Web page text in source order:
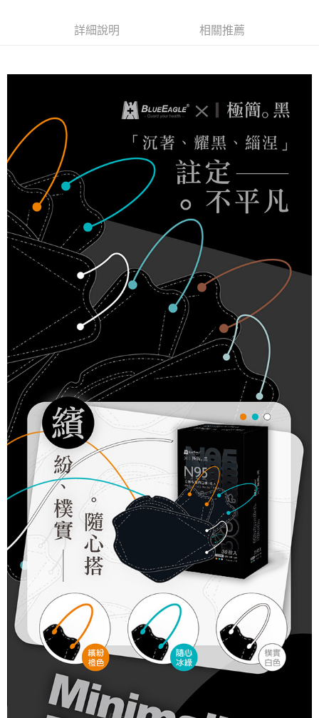
３．收到繳費通知簡訊後14天內，點擊此簡訊中的連結，可透過四大超商／
是否繳費成功／繳費後需取消欲退款等相關疑問，請聯繫「AFTEE先享後付
客戶支援中心」
https://netprotections.freshdesk.com/support/home
【注意事項】
１．透過由恩沛科技股份有限公司提供之「AFTEE先享後付」服務完成之交
易，需依本服務之必要範圍內提供個人資料，並將交易相關給付款項請求債
權轉讓予恩沛科技股份有限公司。
２．關於個人資料處理事宜，請瀏覽以下網址：
https://aftee.tw/terms/#terms3
３．未成年的使用者請事先徵得法定代理人或監護人之同意方可使用
「AFTEE先享後付」，若未經同意申辦者引起之損失，本公司不負相關責
任。
４．使用「AFTEE先享後付」時，將依據個別帳號之用戶狀況，依本公司即
時審查核予不同之上限額度；若仍有額度不足之情形，本公司將視審查結果
請求用戶進行身份認證。
５．嚴禁一人註冊多個帳號或使用他人資訊註冊。若發現惡意使用之情形，
恩沛科技股份有限公司將有權停止該用戶之使用額度並採取法律行動。
每筆NT$60，滿NT$2,000(含以上)免運費
每筆NT$60，滿NT$2,000(含以上)免運費
一般地區宅配<如偏遠地區會員請勿選擇一般宅配，請點選其他選項
內「偏遠地區宅配」>
每筆NT$90，滿NT$2,000(含以上)免運費
🚚偏遠地區宅配<請務必選擇此配送方式，偏遠地區可參照『首頁→
會員需知→偏遠地區配送事項』
每筆NT$120
🚢離島配送
每筆NT$250
詳細說明 相關推薦